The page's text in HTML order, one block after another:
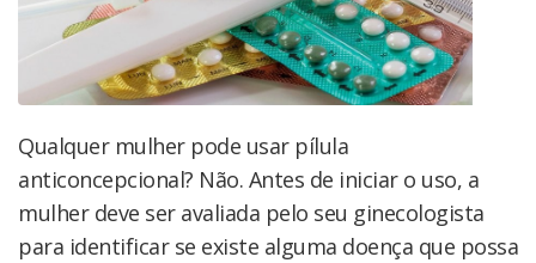
Qualquer mulher pode usar pílula
anticoncepcional? Não. Antes de iniciar o uso, a
mulher deve ser avaliada pelo seu ginecologista
para identificar se existe alguma doença que possa